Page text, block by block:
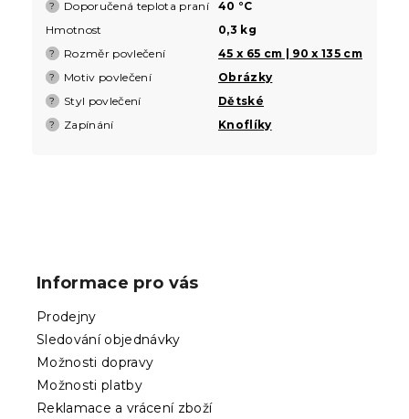
? Doporučená teplota praní
40 °C
Hmotnost
0,3 kg
? Rozměr povlečení 45 x 65 cm | 90 x 135 cm
? Motiv povlečení Obrázky
? Styl povlečení Dětské
? Zapínání Knoflíky
Informace pro vás
Prodejny
Sledování objednávky
Možnosti dopravy
Možnosti platby
Reklamace a vrácení zboží